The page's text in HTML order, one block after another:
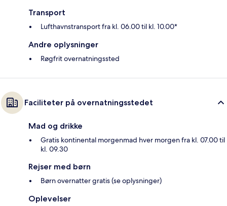
Transport
Lufthavnstransport fra kl. 06.00 til kl. 10.00*
Andre oplysninger
Røgfrit overnatningssted
Faciliteter på overnatningsstedet
Mad og drikke
Gratis kontinental morgenmad hver morgen fra kl. 07.00 til
kl. 09.30
Rejser med børn
Børn overnatter gratis (se oplysninger)
Oplevelser